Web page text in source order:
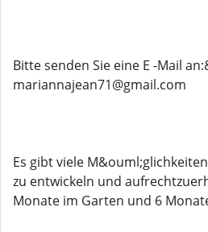
Bitte senden Sie eine E -Mail
mariannajean71@gmail.com
Es gibt viele
zu entwickeln und
Monate im Garten und 6